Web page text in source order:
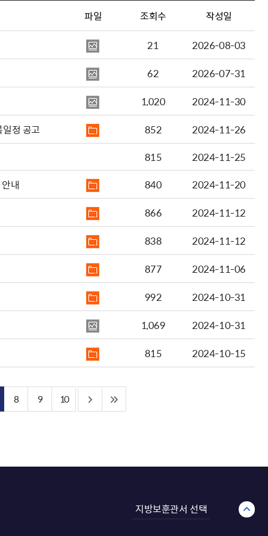
파일 조회수 작성일
21
2026-08-03
62
2026-07-31
1,020
2024-11-30
정 공고
852
2024-11-26
815
2024-11-25
내
840
2024-11-20
866
2024-11-12
838
2024-11-12
877
2024-11-06
992
2024-10-31
1,069
2024-10-31
815
2024-10-15
8 9 10
지방보훈관서 선택